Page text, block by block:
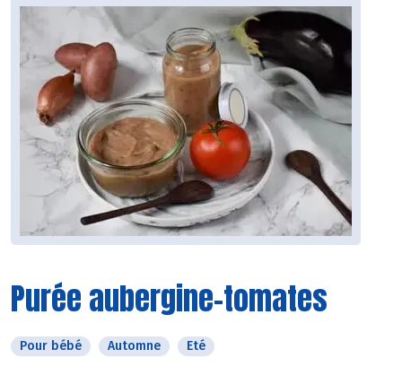
Purée aubergine-tomates
Pour bébé Automne Eté